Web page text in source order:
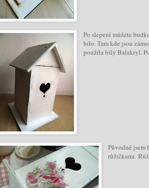
Po slepení můžete
bílo. Tam kde jsou
použila bílý Balakryl.
Původně jsem
růžičkami.